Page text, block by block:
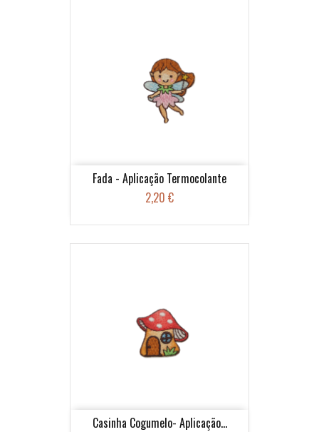
Fada - Aplicação Termocolante
2,20 €
Casinha Cogumelo- Aplicação...